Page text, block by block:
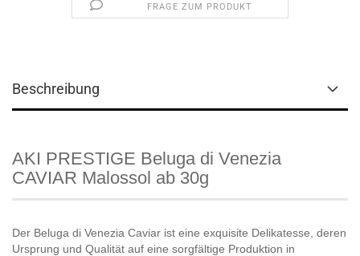
FRAGE ZUM PRODUKT
Beschreibung
AKI PRESTIGE Beluga di Venezia
CAVIAR Malossol ab 30g
Der Beluga di Venezia Caviar ist eine exquisite Delikatesse, deren
Ursprung und Qualität auf eine sorgfältige Produktion in